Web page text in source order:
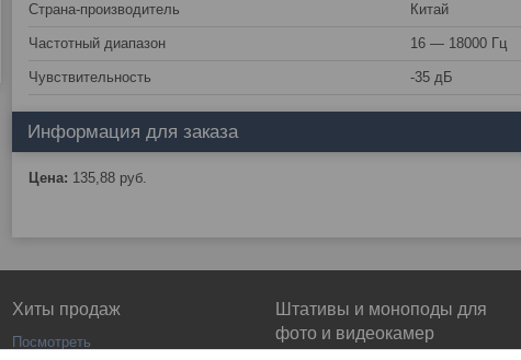
Страна-производитель Китай
Частотный диапазон 16 — 18000 Гц
Чувствительность -35 дБ
Информация для заказа
Цена: 135,88 руб.
Хиты продаж
Посмотреть
Штативы и моноподы для
фото и видеокамер